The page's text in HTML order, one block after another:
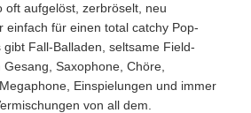
oft aufgelöst, zerbröselt, neu
einfach für einen total catchy Pop-
Fall-Balladen, seltsame Field-
Saxophone, Chöre,
Einspielungen und immer
von all dem.